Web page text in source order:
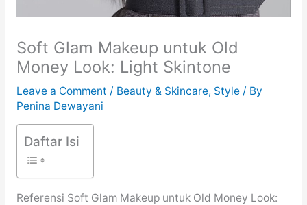
Soft Glam Makeup untuk Old
Money Look: Light Skintone
Leave a Comment / Beauty & Skincare, Style/ By
Penina Dewayani
Daftar Isi
Referensi Soft Glam Makeup untuk Old Money Look: